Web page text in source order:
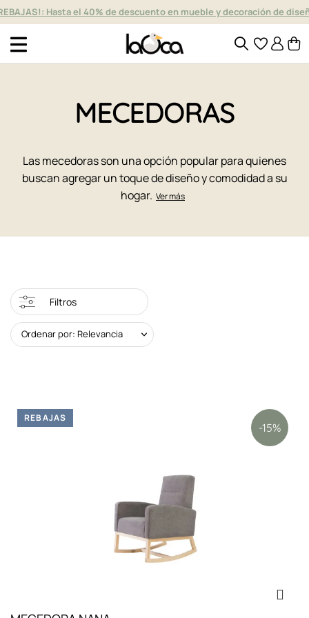
Hasta el 40% de descuento en mueble y decoración de
MECEDORAS
Las mecedoras son una opción popular para quienes
buscan agregar un toque de diseño y comodidad a su
hogar. Ver más
Filtros
Ordenar por: Relevancia
-15%
REBAJAS